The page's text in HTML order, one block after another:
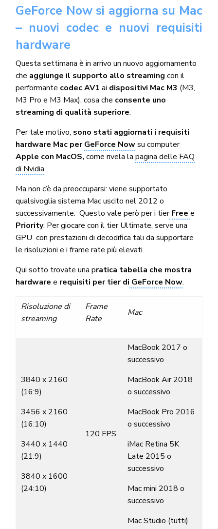
GeForce Now si aggiorna su Mac
– nuovi codec e nuovi requisiti
hardware
Questa settimana è in arrivo un nuovo aggiornamento
che aggiunge il supporto allo streaming con il
performante codec AV1 ai dispositivi Mac M3 (M3,
M3 Pro e M3 Max), cosa che consente uno
streaming di qualità superiore.
Per tale motivo, sono stati aggiornati i requisiti
hardware Mac perGeForce Nowsu computer
Apple con MacOS,come rivela lapagina delle FAQ
di Nvidia.
Ma non c’è da preoccuparsi: viene supportato
qualsivoglia sistema Mac uscito nel 2012 o
successivamente. Questo vale però per i tier Free e
Priority. Per giocare con il tier Ultimate, serve una
GPU con prestazioni di decodifica tali da supportare
le risoluzioni e i frame rate più elevati.
Qui sotto trovate una pratica tabella che mostra
hardware e requisiti per tier di GeForce Now.
Risoluzione di
streaming
Frame
Rate
Mac
3840 x 2160
(16:9)
3456 x 2160
(16:10)
3440 x 1440
(21:9)
3840 x 1600
(24:10)
120 FPS
MacBook 2017 o
successivo
MacBook Air 2018
o successivo
MacBook Pro 2016
o successivo
iMac Retina 5K
Late 2015 o
successivo
Mac mini 2018 o
successivo
Mac Studio (tutti)